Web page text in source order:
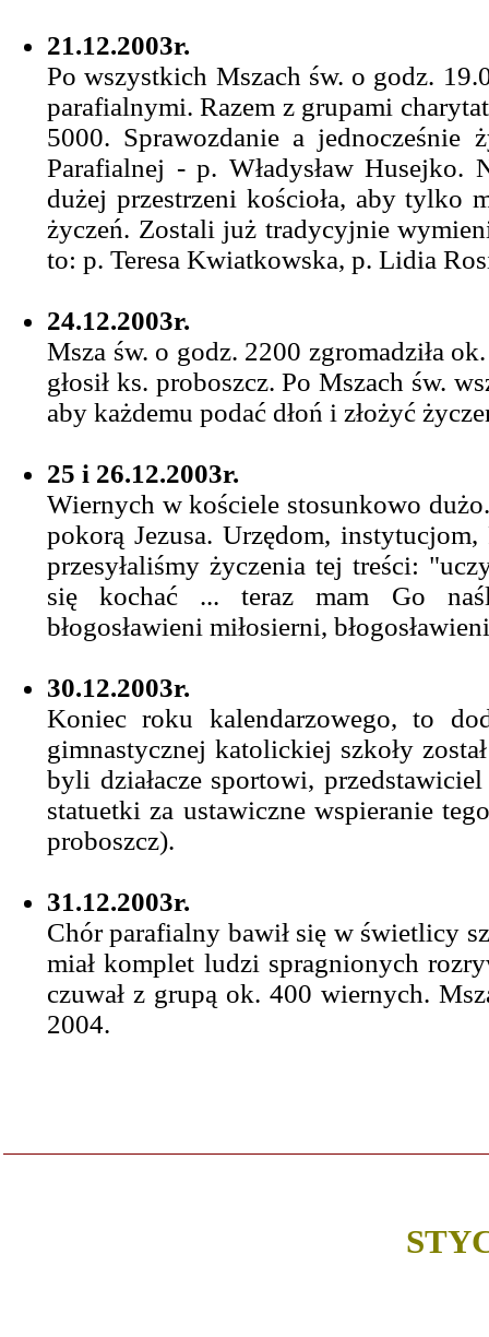
21.12.2003r.
Po wszystkich Mszach św. o godz.
parafialnymi. Razem z grupami
5000. Sprawozdanie a jednocześnie
Parafialnej - p. Władysław
dużej przestrzeni kościoła, aby tylko
życzeń. Zostali już tradycyjnie
to: p. Teresa Kwiatkowska, p. Lidia
24.12.2003r.
Msza św. o godz. 2200 zgromadziła
głosił ks. proboszcz. Po Mszach św.
aby każdemu podać dłoń i złożyć
25 i 26.12.2003r.
Wiernych w kościele stosunkowo
pokorą Jezusa. Urzędom,
przesyłaliśmy życzenia tej treści:
się kochać ... teraz mam Go
błogosławieni miłosierni,
30.12.2003r.
Koniec roku kalendarzowego, to
gimnastycznej katolickiej szkoły
byli działacze sportowi,
statuetki za ustawiczne wspieranie
proboszcz).
31.12.2003r.
Chór parafialny bawił się w świetlicy
miał komplet ludzi spragnionych
czuwał z grupą ok. 400 wiernych.
2004.